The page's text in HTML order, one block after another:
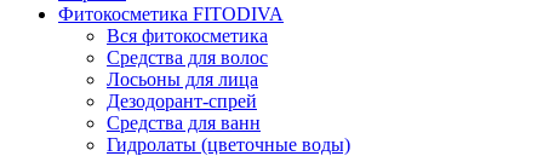
Фитокосметика FITODIVA
Вся фитокосметика
Средства для волос
Лосьоны для лица
Дезодорант-спрей
Средства для ванн
Гидролаты (цветочные воды)